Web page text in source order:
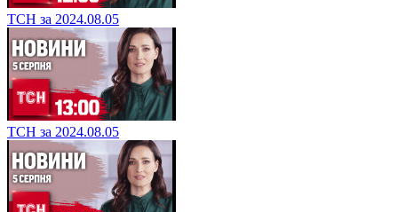
ТСН за 2024.08.05
ТСН за 2024.08.05